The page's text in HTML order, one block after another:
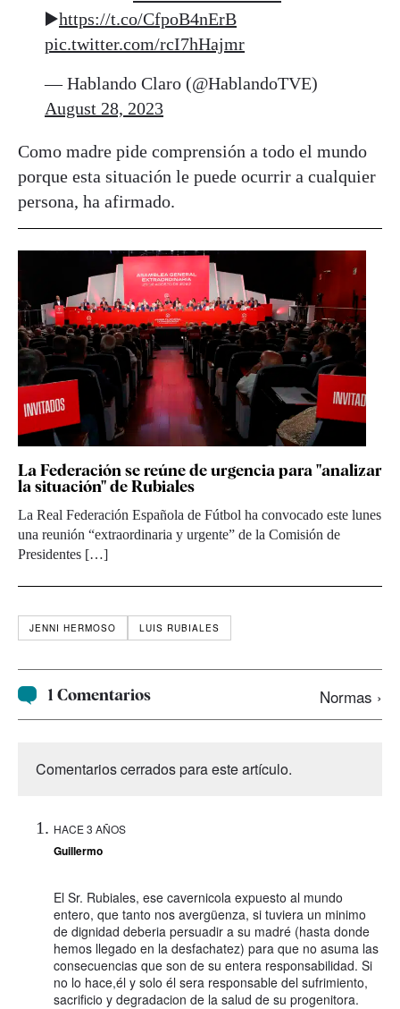
▶https://t.co/CfpoB4nErB
pic.twitter.com/rcI7hHajmr
— Hablando Claro (@HablandoTVE)
August 28, 2023
Como madre pide comprensión a todo el mundo
porque esta situación le puede ocurrir a cualquier
persona, ha afirmado.
La Federación se reúne de urgencia para "analizar
la situación" de Rubiales
La Real Federación Española de Fútbol ha convocado este lunes
una reunión “extraordinaria y urgente” de la Comisión de
Presidentes […]
JENNI HERMOSO LUIS RUBIALES
1 Comentarios Normas ›
Comentarios cerrados para este artículo.
HACE 3 AÑOS
Guillermo
El Sr. Rubiales, ese cavernicola expuesto al mundo
entero, que tanto nos avergüenza, si tuviera un minimo
de dignidad deberia persuadir a su madré (hasta donde
hemos llegado en la desfachatez) para que no asuma las
consecuencias que son de su entera responsabilidad. Si
no lo hace,él y solo él sera responsable del sufrimiento,
sacrificio y degradacion de la salud de su progenitora.